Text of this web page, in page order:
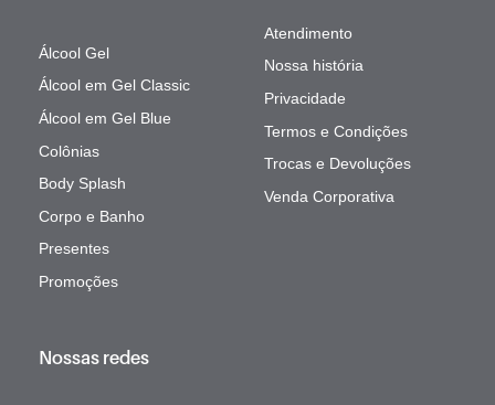
Álcool Gel
Álcool em Gel Classic
Álcool em Gel Blue
Colônias
Body Splash
Corpo e Banho
Presentes
Promoções
Atendimento
Nossa história
Privacidade
Termos e Condições
Trocas e Devoluções
Venda Corporativa
Nossas redes